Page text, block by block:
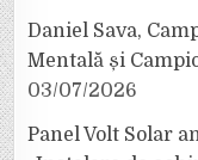
Daniel Sava,
Mentală și
03/07/2026
Panel Volt Solar